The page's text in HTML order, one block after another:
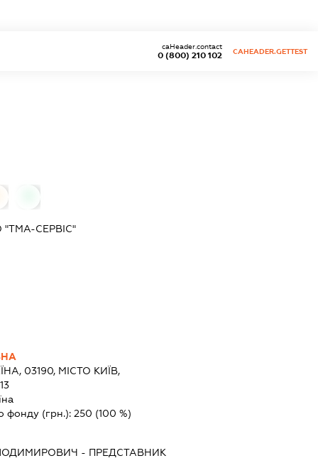
0 (800) 210 102
caHeader.contact
CAHEADER.GETTEST
СЕРВІС"
03190, МІСТО КИЇВ,
фонду (грн.):250 (100 %)
- ПРЕДСТАВНИК